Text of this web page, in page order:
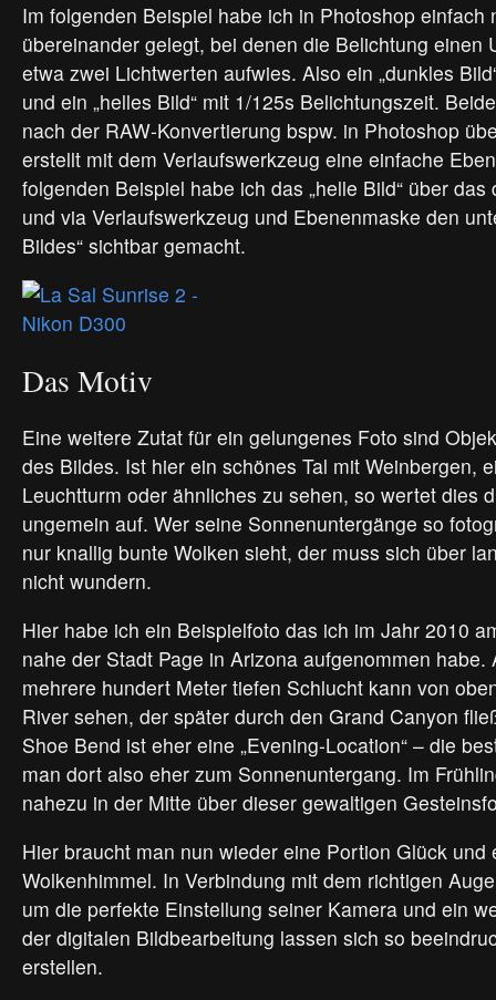
Im folgenden Beispiel habe ich in Photoshop einfach
übereinander gelegt, bei denen die Belichtung einen
etwa zwei Lichtwerten aufwies. Also ein „dunkles
und ein „helles Bild“ mit 1/125s Belichtungszeit.
nach der RAW-Konvertierung bspw. in Photoshop
erstellt mit dem Verlaufswerkzeug eine einfache
folgenden Beispiel habe ich das „helle Bild“ über
und via Verlaufswerkzeug und Ebenenmaske den
Bildes“ sichtbar gemacht.
Das Motiv
Eine weitere Zutat für ein gelungenes Foto sind
des Bildes. Ist hier ein schönes Tal mit Weinbergen,
Leuchtturm oder ähnliches zu sehen, so wertet dies
ungemein auf. Wer seine Sonnenuntergänge so
nur knallig bunte Wolken sieht, der muss sich über
nicht wundern.
Hier habe ich ein Beispielfoto das ich im Jahr 2010
nahe der Stadt Page in Arizona aufgenommen habe.
mehrere hundert Meter tiefen Schlucht kann von
River sehen, der später durch den Grand Canyon
Shoe Bend ist eher eine „Evening-Location“ – die
man dort also eher zum Sonnenuntergang. Im
nahezu in der Mitte über dieser gewaltigen
Hier braucht man nun wieder eine Portion Glück und
Wolkenhimmel. In Verbindung mit dem richtigen
um die perfekte Einstellung seiner Kamera und ein
der digitalen Bildbearbeitung lassen sich so
erstellen.